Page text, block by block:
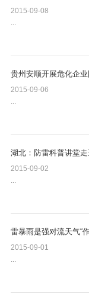
2015-09-08
贵州安顺开展危化企
2015-09-06
湖北：防雷科普讲堂
2015-09-02
雷暴雨是强对流天气“
2015-09-01